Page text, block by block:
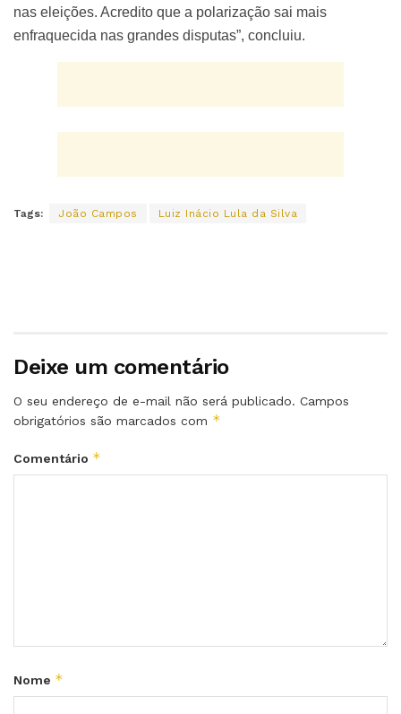
nas eleições. Acredito que a polarização sai mais
enfraquecida nas grandes disputas”, concluiu.
Tags: João Campos Luiz Inácio Lula da Silva
Deixe um comentário
O seu endereço de e-mail não será publicado. Campos
obrigatórios são marcados com *
Comentário *
Nome *